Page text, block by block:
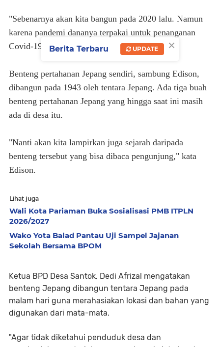
"Sebenarnya akan kita bangun pada 2020 lalu. Namun
karena pandemi dananya terpakai untuk penanganan
Covid-19," kata dia.
Benteng pertahanan Jepang sendiri, sambung Edison,
dibangun pada 1943 oleh tentara Jepang. Ada tiga buah
benteng pertahanan Jepang yang hingga saat ini masih
ada di desa itu.
"Nanti akan kita lampirkan juga sejarah daripada
benteng tersebut yang bisa dibaca pengunjung," kata
Edison.
Lihat juga
Wali Kota Pariaman Buka Sosialisasi PMB ITPLN
2026/2027
Wako Yota Balad Pantau Uji Sampel Jajanan
Sekolah Bersama BPOM
Ketua BPD Desa Santok, Dedi Afrizal mengatakan
benteng Jepang dibangun tentara Jepang pada
malam hari guna merahasiakan lokasi dan bahan yang
digunakan dari mata-mata.
"Agar tidak diketahui penduduk desa dan
×
Berita Terbaru UPDATE